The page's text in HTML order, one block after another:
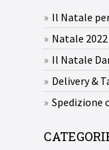
Il Natale
Natale 2022
Il Natale
Delivery &
Spedizione